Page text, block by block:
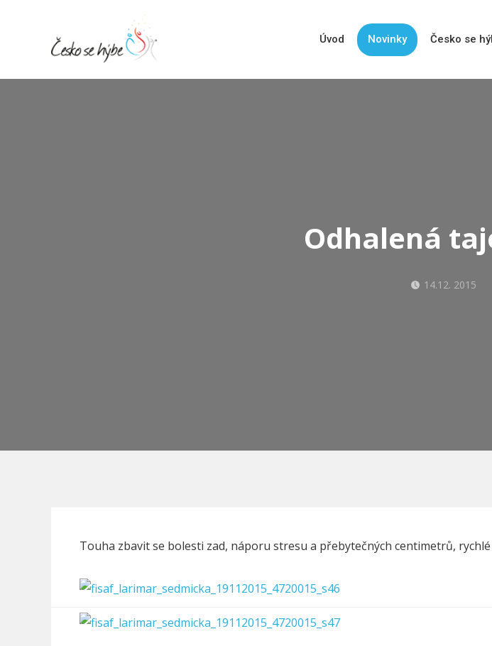
Úvod Novinky Česko se
Odhalená
14.12. 2015
Touha zbavit se bolesti zad, náporu stresu a přebytečných centimetrů, rychlé